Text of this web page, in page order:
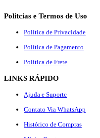
Politcias e Termos de Uso
Política de Privacidade
Política de Pagamento
Política de Frete
LINKS RÁPIDO
Ajuda e Suporte
Contato Via WhatsApp
Histórico de Compras